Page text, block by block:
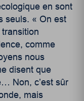
en sont
seuls. « On est
comme
nous
disent que
Non, c’est sûr
mais